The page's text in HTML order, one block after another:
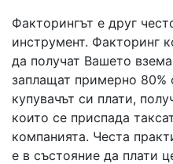
Факторингът е друг
инструмент. Факторинг
да получат Вашето
заплащат примерно 80%
купувачът си плати,
които се приспада
компанията. Честа
е в състояние да плати